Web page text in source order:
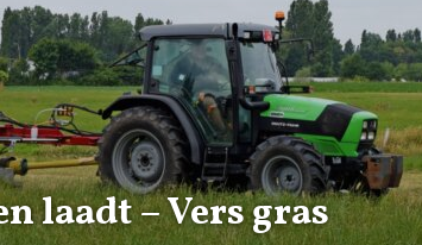
laadt – Vers gras